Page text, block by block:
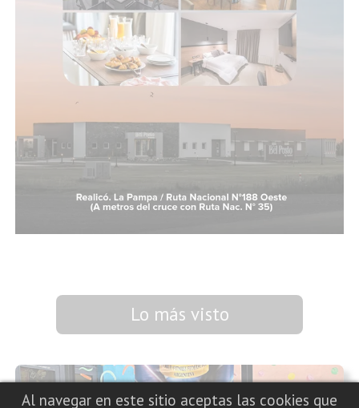
Lo más visto
Al navegar en este sitio aceptas las cookies que